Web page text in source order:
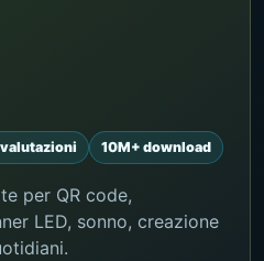
10M+ download
per QR code,
LED, sonno, creazione